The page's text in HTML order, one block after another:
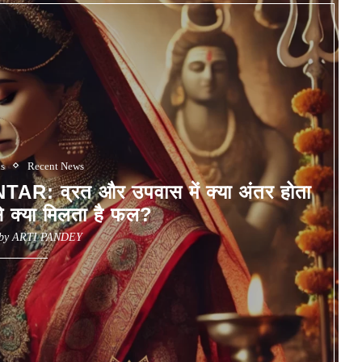
Recent News
व्रत और उपवास में क्या अंतर होता
मिलता है फल?
ARTI PANDEY